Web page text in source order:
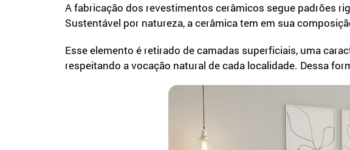
A fabricação dos revestimentos cerâmicos segue padrões
Sustentável por natureza, a cerâmica tem em sua
Esse elemento é retirado de camadas superficiais, uma
respeitando a vocação natural de cada localidade. Dessa